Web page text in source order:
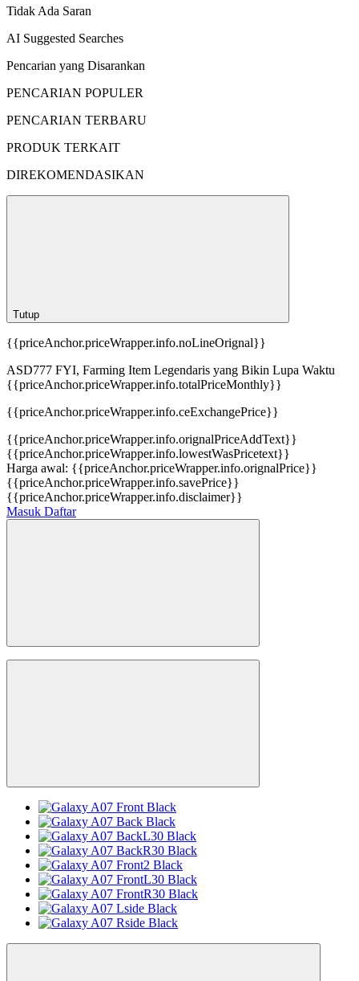
Tidak Ada Saran
AI Suggested Searches
Pencarian yang Disarankan
PENCARIAN POPULER
PENCARIAN TERBARU
PRODUK TERKAIT
DIREKOMENDASIKAN
Tutup
{{priceAnchor.priceWrapper.info.noLineOrignal}}
ASD777 FYI, Farming Item Legendaris yang Bikin Lupa Waktu
{{priceAnchor.priceWrapper.info.totalPriceMonthly}}
{{priceAnchor.priceWrapper.info.ceExchangePrice}}
{{priceAnchor.priceWrapper.info.orignalPriceAddText}}
{{priceAnchor.priceWrapper.info.lowestWasPricetext}}
Harga awal: {{priceAnchor.priceWrapper.info.orignalPrice}}
{{priceAnchor.priceWrapper.info.savePrice}}
{{priceAnchor.priceWrapper.info.disclaimer}}
Masuk Daftar